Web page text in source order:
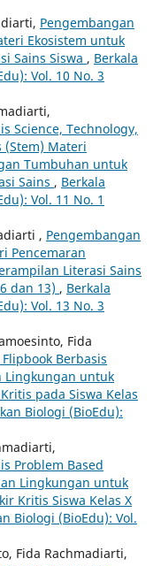
Pengembangan
Ekosistem untuk
Sains Siswa , Berkala
Vol. 10 No. 3
Science, Technology,
Materi
Tumbuhan untuk
Sains , Berkala
Vol. 11 No. 1
, Pengembangan
Pencemaran
Literasi Sains
dan 13) , Berkala
Vol. 13 No. 3
Fida
Berbasis
Lingkungan untuk
pada Siswa Kelas
Biologi (BioEdu):
Problem Based
Lingkungan untuk
Kritis Siswa Kelas X
Biologi (BioEdu): Vol.
Fida Rachmadiarti,